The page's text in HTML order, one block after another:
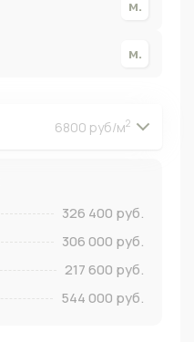
6800 руб/м2
326 400 руб.
306 000 руб.
217 600 руб.
544 000 руб.